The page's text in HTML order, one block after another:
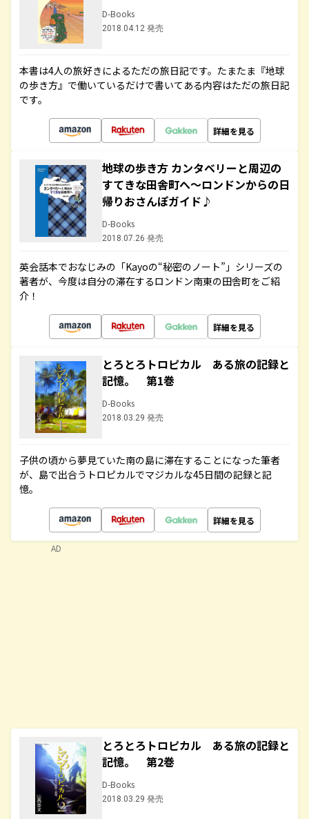
D-Books
2018.04.12 発売
本書は4人の旅好きによるただの旅日記です。たまたま『地球
の歩き方』で働いているだけで書いてある内容はただの旅日記
です。
詳細を見る
地球の歩き方 カンタベリーと周辺の
すてきな田舎町へ～ロンドンからの日
帰りおさんぽガイド♪
D-Books
2018.07.26 発売
英会話本でおなじみの「Kayoの“秘密のノート”」シリーズの
著者が、今度は自分の滞在するロンドン南東の田舎町をご紹
介！
詳細を見る
とろとろトロピカル ある旅の記録と
記憶。 第1巻
D-Books
2018.03.29 発売
子供の頃から夢見ていた南の島に滞在することになった筆者
が、島で出合うトロピカルでマジカルな45日間の記録と記
憶。
詳細を見る
とろとろトロピカル ある旅の記録と
記憶。 第2巻
D-Books
2018.03.29 発売
AD